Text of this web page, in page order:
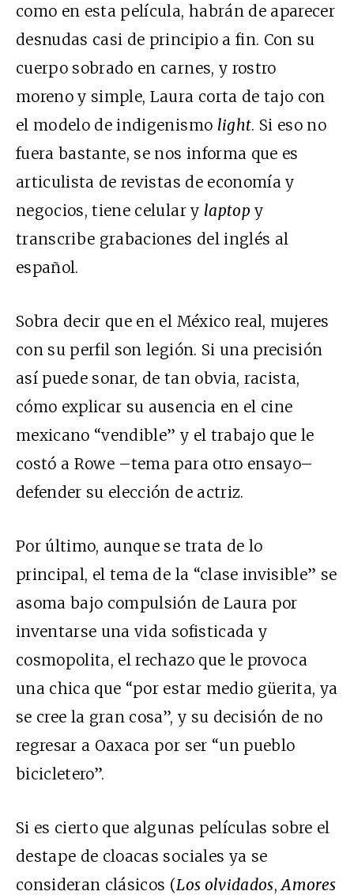
como en esta película, habrán de aparecer
desnudas casi de principio a fin. Con su
cuerpo sobrado en carnes, y rostro
moreno y simple, Laura corta de tajo con
el modelo de indigenismo light. Si eso no
fuera bastante, se nos informa que es
articulista de revistas de economía y
negocios, tiene celular y laptop y
transcribe grabaciones del inglés al
español.
Sobra decir que en el México real, mujeres
con su perfil son legión. Si una precisión
así puede sonar, de tan obvia, racista,
cómo explicar su ausencia en el cine
mexicano “vendible” y el trabajo que le
costó a Rowe –tema para otro ensayo–
defender su elección de actriz.
Por último, aunque se trata de lo
principal, el tema de la “clase invisible” se
asoma bajo compulsión de Laura por
inventarse una vida sofisticada y
cosmopolita, el rechazo que le provoca
una chica que “por estar medio güerita, ya
se cree la gran cosa”, y su decisión de no
regresar a Oaxaca por ser “un pueblo
bicicletero”.
Si es cierto que algunas películas sobre el
destape de cloacas sociales ya se
consideran clásicos (Los olvidados,Amores